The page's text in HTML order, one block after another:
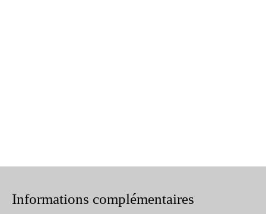
Informations complémentaires